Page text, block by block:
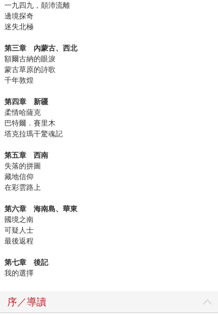
一九四九，顛沛流離
邊境探奇
迷失北極
第三章 內蒙古、西北
額爾古納的眼淚
蒙古草原的詩歌
千年敦煌
第四章 新疆
柔情哈薩克
巴特爾．賽里木
塔克拉瑪干驚魂記
第五章 西南
失落的拼圖
藏地信仰
在彩雲路上
第六章 海南島、華東
國境之南
可疑人士
最後返程
第七章 後記
我的選擇
序／導讀